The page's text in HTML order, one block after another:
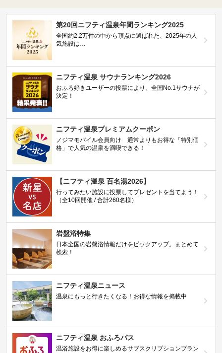
第20回ニフティ温泉年間ランキング2025
全国約2.2万件の中から頂点に選ばれた、2025年の人
気施設は…
ニフティ温泉 サウナランキング2026
おふろ好きユーザーの投票により、全国No.1サウナが
決定！
ニフティ温泉プレミアムクーポン
ノジマモバイル会員向け 通常よりもお得な「特別価
格」で人気の温泉を満喫できる！
【ニフティ温泉 百名湯2026】
行ってみたい施設に投票してプレゼントを当てよう！
（全10回開催 / 合計260名様）
岩盤浴特集
日本全国の岩盤浴情報だけをピックアップ。まとめて
検索！
ニフティ温泉ニュース
温泉にもっと行きたくなる！お得な情報を掲載中
ニフティ温泉 おふろパス
温浴施設をお得に楽しめるサブスクリプションプラン